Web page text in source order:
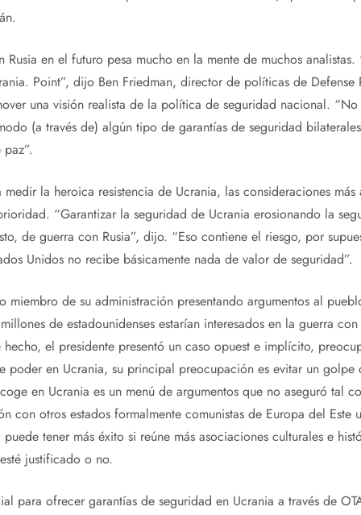
en el futuro pesa mucho en la mente de muchos
Point”, dijo Ben Friedman, director de políticas de
una visión realista de la política de seguridad nacional.
(a través de) algún tipo de garantías de seguridad
la heroica resistencia de Ucrania, las consideraciones
“Garantizar la seguridad de Ucrania erosionando la
de guerra con Rusia”, dijo. “Eso contiene el riesgo, por
Unidos no recibe básicamente nada de valor de seguridad”.
de su administración presentando argumentos al
de estadounidenses estarían interesados ​​en la guerra
el presidente presentó un caso opuest e implícito,
poder en Ucrania, su principal preocupación es evitar un golpe
en Ucrania es un menú de argumentos que no aseguró tal
con otros estados formalmente comunistas de Europa del Este
tener más éxito si reúne más asociaciones culturales e
justificado o no.
para ofrecer garantías de seguridad en Ucrania a través de